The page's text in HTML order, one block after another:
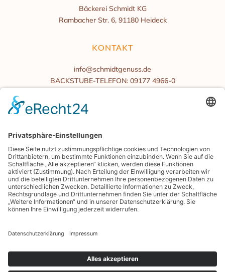
Bäckerei Schmidt KG
Rambacher Str. 6, 91180 Heideck
KONTAKT
info@schmidtgenuss.de
BACKSTUBE-TELEFON: 09177 4966-0
BÜROZEITEN
Samstag/Sonntag geschlossen
BLOG PRESSE
GENIESSERKARTE
ENERGIEMANAGEMENT
SHOP.SCHMIDTGENUSS.DE
2026Bäckerei Schmidt KG. Alle Rechte